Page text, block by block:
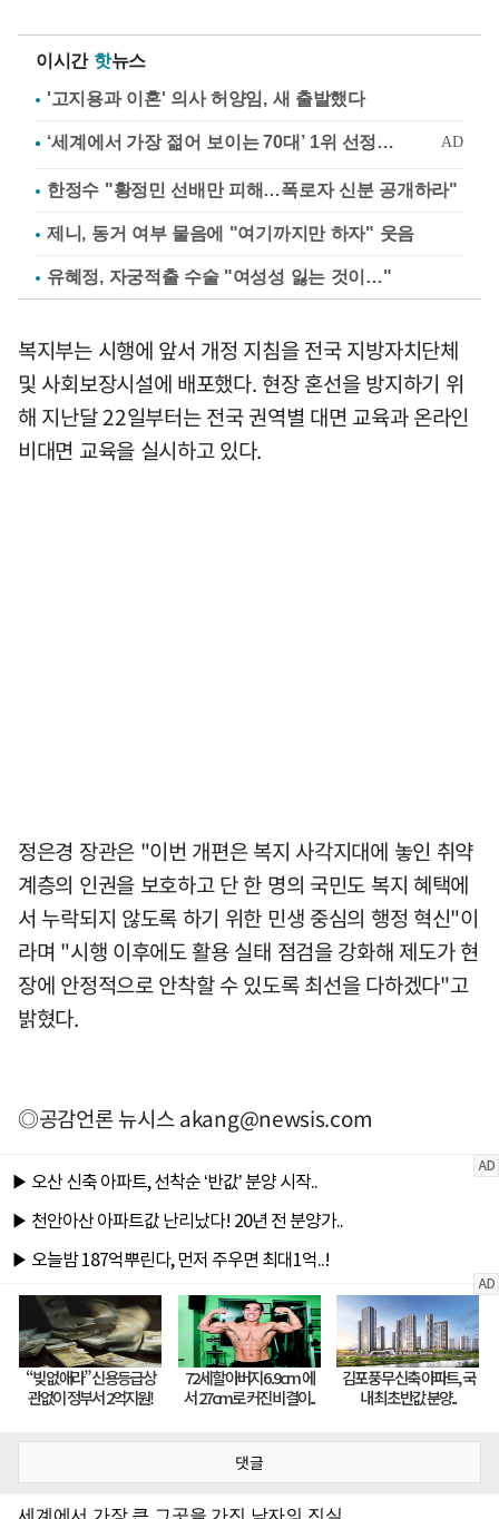
이시간 핫뉴스
'고지용과 이혼' 의사 허양임, 새 출발했다
한정수 "황정민 선배만 피해…폭로자 신분 공개하라"
제니, 동거 여부 물음에 "여기까지만 하자" 웃음
유혜정, 자궁적출 수술 "여성성 잃는 것이…"
복지부는 시행에 앞서 개정 지침을 전국 지방자치단체
및 사회보장시설에 배포했다. 현장 혼선을 방지하기 위
해 지난달 22일부터는 전국 권역별 대면 교육과 온라인
비대면 교육을 실시하고 있다.
정은경 장관은 "이번 개편은 복지 사각지대에 놓인 취약
계층의 인권을 보호하고 단 한 명의 국민도 복지 혜택에
서 누락되지 않도록 하기 위한 민생 중심의 행정 혁신"이
라며 "시행 이후에도 활용 실태 점검을 강화해 제도가 현
장에 안정적으로 안착할 수 있도록 최선을 다하겠다"고
밝혔다.
◎공감언론 뉴시스akang@newsis.com
댓글